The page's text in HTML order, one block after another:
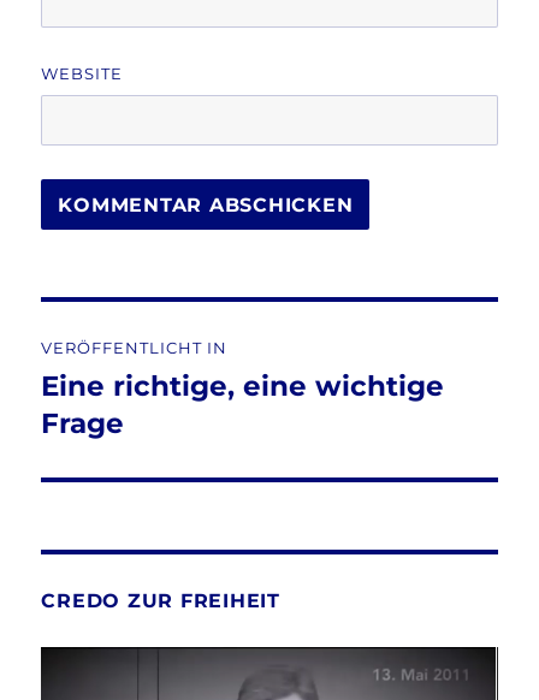
WEBSITE
VERÖFFENTLICHT IN
Eine richtige, eine wichtige
Frage
CREDO ZUR FREIHEIT